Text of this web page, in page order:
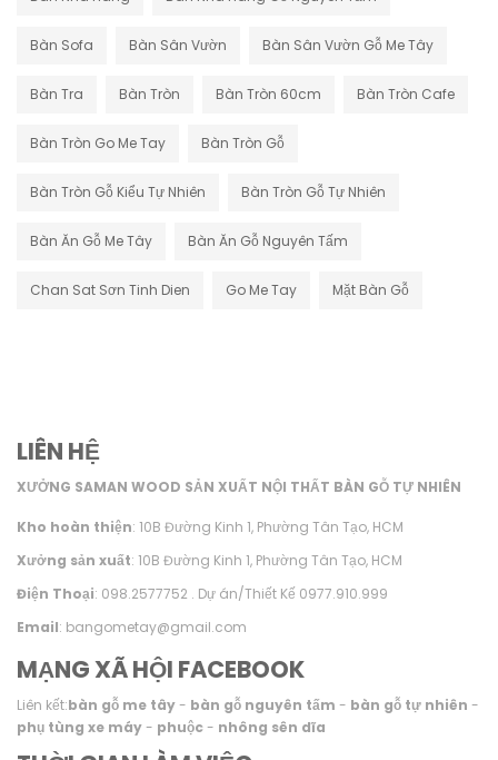
Bàn Sofa Bàn Sân Vườn Bàn Sân Vườn Gỗ Me Tây
Bàn Tra Bàn Tròn Bàn Tròn 60cm Bàn Tròn Cafe
Bàn Tròn Go Me Tay Bàn Tròn Gỗ
Bàn Tròn Gỗ Kiểu Tự Nhiên Bàn Tròn Gỗ Tự Nhiên
Bàn Ăn Gỗ Me Tây Bàn Ăn Gỗ Nguyên Tấm
Chan Sat Sơn Tinh Dien Go Me Tay Mặt Bàn Gỗ
LIÊN HỆ
XƯỞNG SAMAN WOOD SẢN XUẤT NỘI THẤT BÀN GỖ TỰ NHIÊN
Kho hoàn thiện: 10B Đường Kinh 1, Phường Tân Tạo, HCM
Xưởng sản xuất: 10B Đường Kinh 1, Phường Tân Tạo, HCM
Điện Thoại: 098.2577752 . Dự án/Thiết Kế 0977.910.999
Email: bangometay@gmail.com
MẠNG XÃ HỘI FACEBOOK
Liên kết:bàn gỗ me tây- bàn gỗ nguyên tấm - bàn gỗ tự nhiên -
phụ tùng xe máy- phuộc- nhông sên dĩa